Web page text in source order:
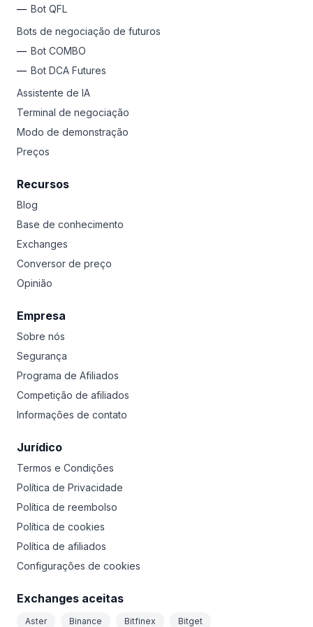
Bot QFL
Bots de negociação de futuros
Bot COMBO
Bot DCA Futures
Assistente de IA
Terminal de negociação
Modo de demonstração
Preços
Recursos
Blog
Base de conhecimento
Exchanges
Conversor de preço
Opinião
Empresa
Sobre nós
Segurança
Programa de Afiliados
Competição de afiliados
Informações de contato
Jurídico
Termos e Condições
Política de Privacidade
Política de reembolso
Política de cookies
Política de afiliados
Configurações de cookies
Exchanges aceitas
Aster Binance Bitfinex Bitget